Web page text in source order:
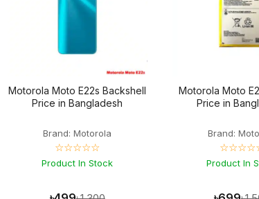
Motorola Moto E22s Backshell
Price in Bangladesh
Brand: Motorola
☆☆☆☆☆
Product In Stock
Motorola Moto
Price in
Brand:
Product In